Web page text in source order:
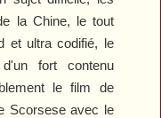
la Chine, le tout
et ultra codifié, le
fort contenu
le film de
Scorsese avec le